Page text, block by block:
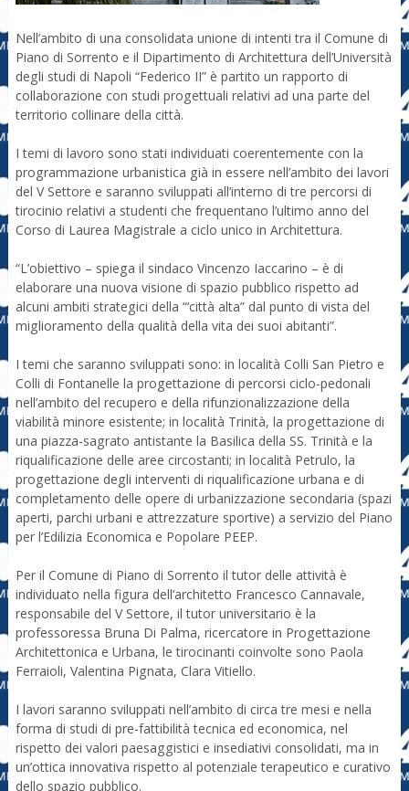
Nell’ambito di una consolidata unione di intenti tra il Comune di
Piano di Sorrento e il Dipartimento di Architettura dell’Università
degli studi di Napoli “Federico II” è partito un rapporto di
collaborazione con studi progettuali relativi ad una parte del
territorio collinare della città.
I temi di lavoro sono stati individuati coerentemente con la
programmazione urbanistica già in essere nell’ambito dei lavori
del V Settore e saranno sviluppati all’interno di tre percorsi di
tirocinio relativi a studenti che frequentano l’ultimo anno del
Corso di Laurea Magistrale a ciclo unico in Architettura.
“L’obiettivo – spiega il sindaco Vincenzo Iaccarino – è di
elaborare una nuova visione di spazio pubblico rispetto ad
alcuni ambiti strategici della “‘città alta” dal punto di vista del
miglioramento della qualità della vita dei suoi abitanti”.
I temi che saranno sviluppati sono: in località Colli San Pietro e
Colli di Fontanelle la progettazione di percorsi ciclo-pedonali
nell’ambito del recupero e della rifunzionalizzazione della
viabilità minore esistente; in località Trinità, la progettazione di
una piazza-sagrato antistante la Basilica della SS. Trinità e la
riqualificazione delle aree circostanti; in località Petrulo, la
progettazione degli interventi di riqualificazione urbana e di
completamento delle opere di urbanizzazione secondaria (spazi
aperti, parchi urbani e attrezzature sportive) a servizio del Piano
per l’Edilizia Economica e Popolare PEEP.
Per il Comune di Piano di Sorrento il tutor delle attività è
individuato nella figura dell’architetto Francesco Cannavale,
responsabile del V Settore, il tutor universitario è la
professoressa Bruna Di Palma, ricercatore in Progettazione
Architettonica e Urbana, le tirocinanti coinvolte sono Paola
Ferraioli, Valentina Pignata, Clara Vitiello.
I lavori saranno sviluppati nell’ambito di circa tre mesi e nella
forma di studi di pre-fattibilità tecnica ed economica, nel
rispetto dei valori paesaggistici e insediativi consolidati, ma in
un’ottica innovativa rispetto al potenziale terapeutico e curativo
dello spazio pubblico.